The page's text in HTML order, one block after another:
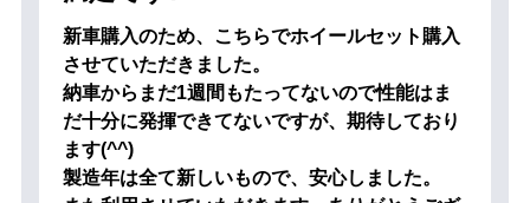
新車購入のため、こちらでホイールセット購入
させていただきました。
納車からまだ1週間もたってないので性能はま
だ十分に発揮できてないですが、期待しており
ます(^^)
製造年は全て新しいもので、安心しました。